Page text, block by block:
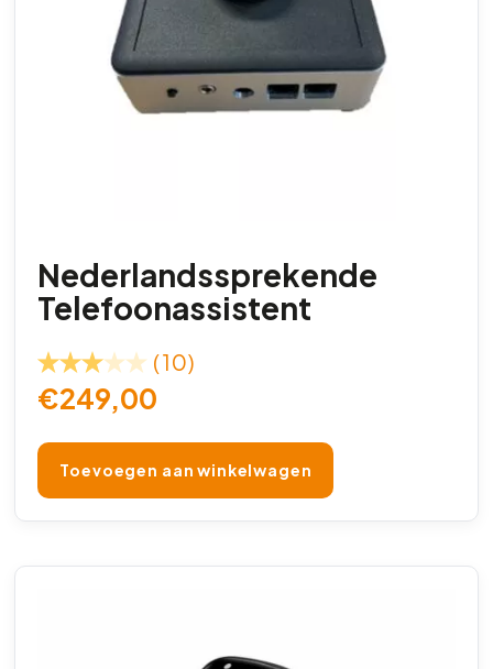
Nederlandssprekende
Telefoonassistent
(10)
€249,00
Toevoegen aan winkelwagen